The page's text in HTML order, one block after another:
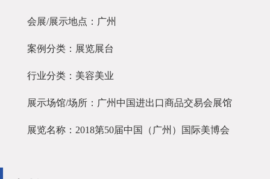
会展/展示地点：广州
案例分类：展览展台
行业分类：美容美业
展示场馆/场所：广州中国进出口商品交易会展馆
展览名称：2018第50届中国（广州）国际美博会